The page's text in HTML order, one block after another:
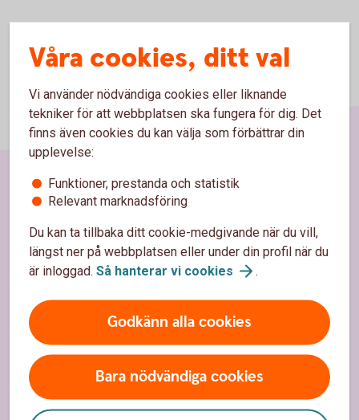
Våra cookies, ditt val
Vi använder nödvändiga cookies eller liknande
tekniker för att webbplatsen ska fungera för dig. Det
finns även cookies du kan välja som förbättrar din
upplevelse:
Funktioner, prestanda och statistik
Relevant marknadsföring
Du kan ta tillbaka ditt cookie-medgivande när du vill,
längst ner på webbplatsen eller under din profil när du
är inloggad. Så hanterar vi cookies .
Godkänn alla cookies
Bara nödvändiga cookies
Sidfot
Hitta snabbt
Kontakta oss
Spärrhjälp
Hitta bankkontor
Bli kund
Priser, räntor och kurser